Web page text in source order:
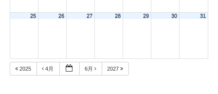
25 26 27 28 29 30 31
2025 4月 6月 2027